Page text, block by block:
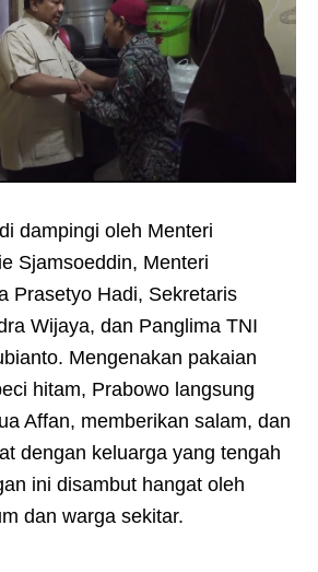
dampingi oleh Menteri
Sjamsoeddin, Menteri
Prasetyo Hadi, Sekretaris
Wijaya, dan Panglima TNI
Mengenakan pakaian
hitam, Prabowo langsung
Affan, memberikan salam, dan
dengan keluarga yang tengah
ini disambut hangat oleh
dan warga sekitar.